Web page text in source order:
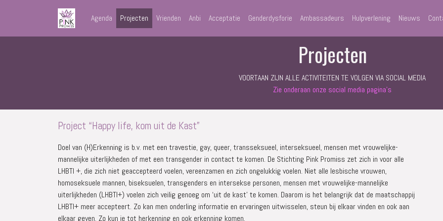
Agenda Projecten Vrienden Anbi Acceptatie Genderdysforie Ambassadeurs Hulpverlening Nieuws
Projecten
VOORTAAN ZIJN ALLE ACTIVITEITEN TE VOLGEN VIA SOCIAL MEDIA
Zie onderaan onze social media pagina's
Project “Happy life, kom uit de Kast”
Doel van (H)Erkenning is b.v. met een travestie, gay, queer, transseksueel, interseksueel, mensen met vrouwelijke-
mannelijke uiterlijkheden of met een transgender in contact te komen. De Stichting Pink Promiss zet zich in voor alle
LHBTI +, die zich niet geaccepteerd voelen, vereenzamen en zich ongelukkig voelen. Niet alle lesbische vrouwen,
homoseksuele mannen, biseksuelen, transgenders en intersekse personen, mensen met vrouwelijke-mannelijke
uiterlijkheden (LHBTI+) voelen zich veilig genoeg om ‘uit de kast’ te komen. Daarom is het belangrijk dat de maatschappij
LHBTI+ meer accepteert. Zo kan men onderling informatie en ervaringen uitwisselen, steun bij elkaar vinden en ook aan
elkaar geven. Zo kun je tot herkenning en ook erkenning komen.